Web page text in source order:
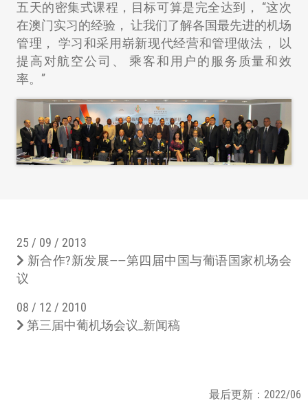
五天的密集式课程，目标可算是完全达到， “这次
在澳门实习的经验， 让我们了解各国最先进的机场
管理， 学习和采用崭新现代经营和管理做法， 以
提高对航空公司、 乘客和用户的服务质量和效
率。”
25 / 09 / 2013
新合作?新发展——第四届中国与葡语国家机场会
议
08 / 12 / 2010
第三届中葡机场会议_新闻稿
最后更新：2022/06